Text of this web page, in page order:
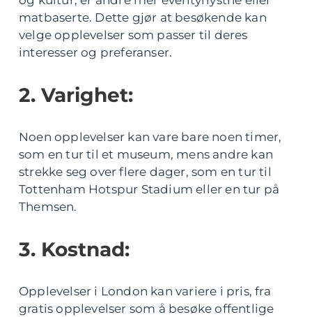
matbaserte. Dette gjør at besøkende kan
velge opplevelser som passer til deres
interesser og preferanser.
2. Varighet:
Noen opplevelser kan vare bare noen timer,
som en tur til et museum, mens andre kan
strekke seg over flere dager, som en tur til
Tottenham Hotspur Stadium eller en tur på
Themsen.
3. Kostnad:
Opplevelser i London kan variere i pris, fra
gratis opplevelser som å besøke offentlige